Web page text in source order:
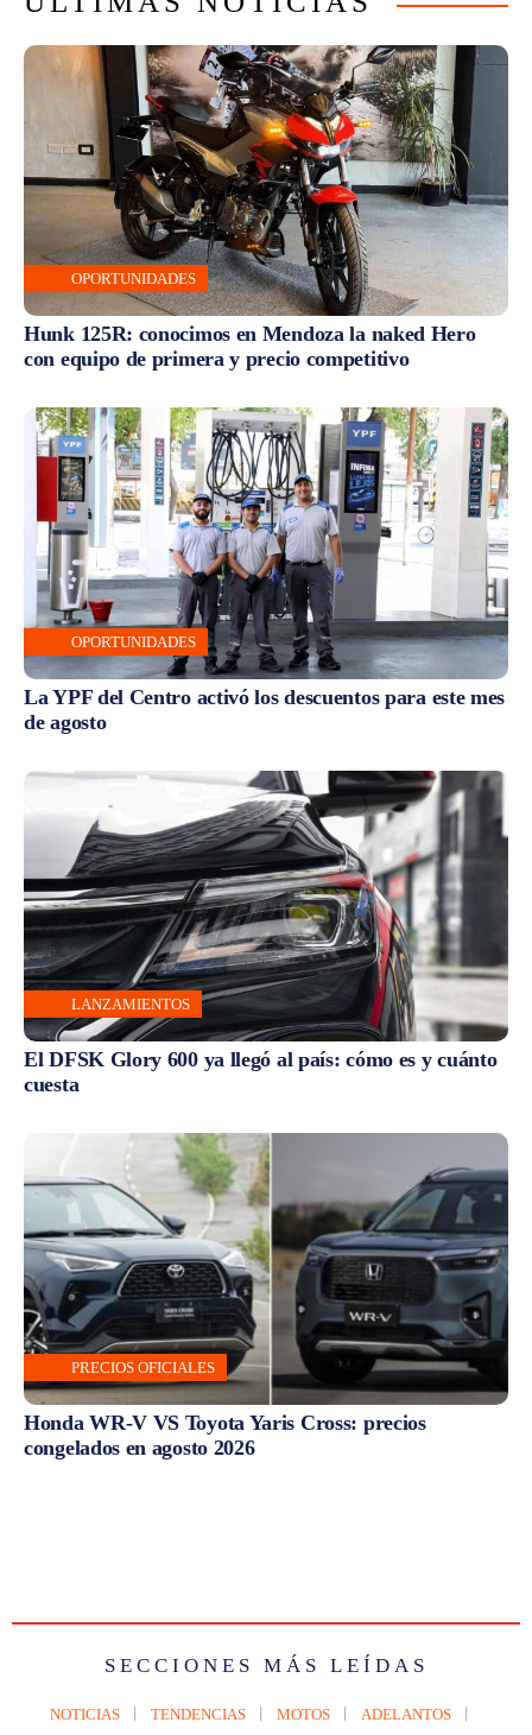
OPORTUNIDADES
Hunk 125R: conocimos en Mendoza la naked Hero
con equipo de primera y precio competitivo
OPORTUNIDADES
La YPF del Centro activó los descuentos para este mes
de agosto
LANZAMIENTOS
El DFSK Glory 600 ya llegó al país: cómo es y cuánto
cuesta
PRECIOS OFICIALES
Honda WR-V VS Toyota Yaris Cross: precios
congelados en agosto 2026
SECCIONES MÁS LEÍDAS
NOTICIAS TENDENCIAS MOTOS ADELANTOS